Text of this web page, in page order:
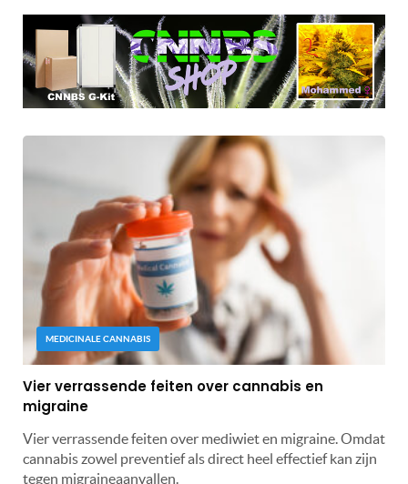
MEDICINALE CANNABIS
Vier verrassende feiten over cannabis en
migraine
Vier verrassende feiten over mediwiet en migraine. Omdat
cannabis zowel preventief als direct heel effectief kan zijn
tegen migraineaanvallen.